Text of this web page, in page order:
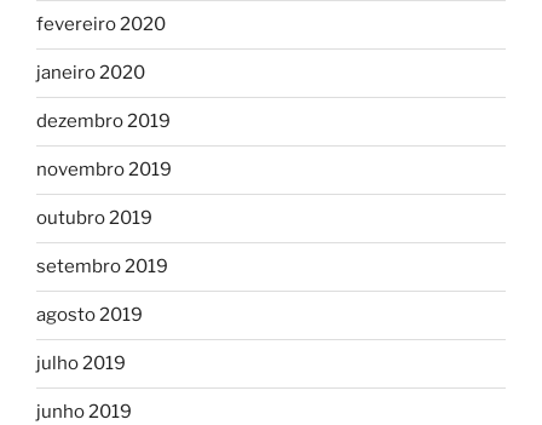
fevereiro 2020
janeiro 2020
dezembro 2019
novembro 2019
outubro 2019
setembro 2019
agosto 2019
julho 2019
junho 2019